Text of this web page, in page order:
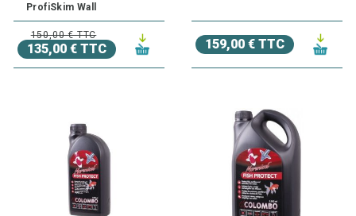
ProfiSkim Wall
150,00 € TTC
135,00 € TTC 159,00 € TTC